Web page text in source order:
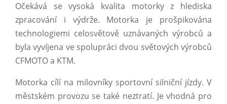
Očekává se vysoká kvalita motorky z hlediska
zpracování i výdrže. Motorka je prošpikována
technologiemi celosvětově uznávaných výrobců a
byla vyvíjena ve spolupráci dvou světových výrobců
CFMOTO a KTM.
Motorka cílí na milovníky sportovní silniční jízdy. V
městském provozu se také neztratí. Je vhodná pro